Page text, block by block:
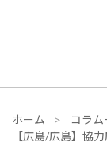
ホーム
コラム
【広島/広島】協